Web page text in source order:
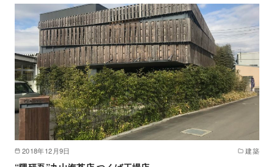
2018年12月9日 建築